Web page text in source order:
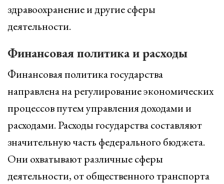
здравоохранение и другие сферы
деятельности.
Финансовая политика и расходы
Финансовая политика государства
направлена на регулирование экономических
процессов путем управления доходами и
расходами. Расходы государства составляют
значительную часть федерального бюджета.
Они охватывают различные сферы
деятельности, от общественного транспорта